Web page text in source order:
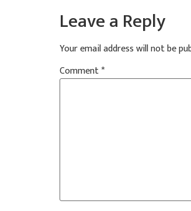
Leave a Reply
Your email address will not be
Comment*